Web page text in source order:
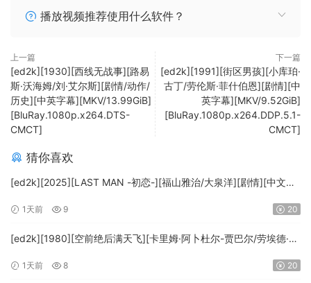
播放视频推荐使用什么软件？
上一篇
[ed2k][1930][西线无战事][路易
斯·沃海姆/刘·艾尔斯][剧情/动作/
历史][中英字幕][MKV/13.99GiB]
[BluRay.1080p.x264.DTS-
CMCT]
下一篇
[ed2k][1991][街区男孩][小库珀·
古丁/劳伦斯·菲什伯恩][剧情][中
英字幕][MKV/9.52GiB]
[BluRay.1080p.x264.DDP.5.1-
CMCT]
猜你喜欢
[ed2k][2025][LAST MAN -初恋-][福山雅治/大泉洋][剧情][中文字
1天前 9 20
[ed2k][1980][空前绝后满天飞][卡里姆·阿卜杜尔-贾巴尔/劳埃德·布
HD.MA5.1.x265.10bit-BeiTai]
1天前 8 20